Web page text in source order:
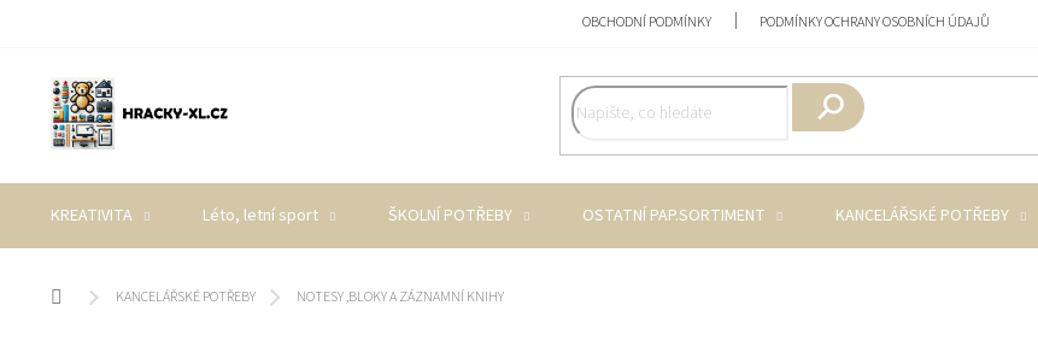
OBCHODNÍ PODMÍNKY PODMÍNKY OCHRANY OSOBNÍCH ÚDAJŮ
KREATIVITA Léto, letní sport ŠKOLNÍ POTŘEBY OSTATNÍ PAP.SORTIMENT KANCELÁŘSKÉ POTŘEBY
Domů KANCELÁŘSKÉ POTŘEBY NOTESY ,BLOKY A ZÁZNAMNÍ KNIHY